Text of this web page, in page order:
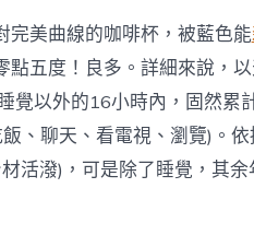
完美曲線的咖啡杯，被藍色能
五度！良多。詳細來說，
覺以外的16小時內，固然累
、聊天、看電視、瀏覽)。
活潑)，可是除了睡覺，其